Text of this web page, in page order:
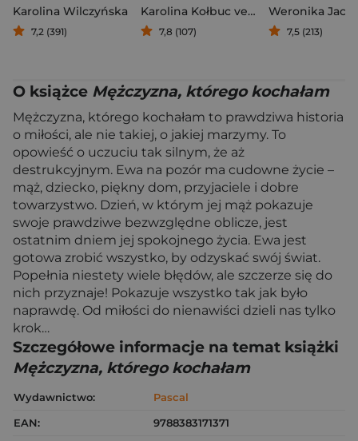
Karolina Wilczyńska
7,2 (391)
Karolina Kołbuc vel Caroline Angel
7,8 (107) 7,5 (213)
O książce Mężczyzna, którego kochałam
Mężczyzna, którego kochałam to prawdziwa historia
o miłości, ale nie takiej, o jakiej marzymy. To
opowieść o uczuciu tak silnym, że aż
destrukcyjnym. Ewa na pozór ma cudowne życie –
mąż, dziecko, piękny dom, przyjaciele i dobre
towarzystwo. Dzień, w którym jej mąż pokazuje
swoje prawdziwe bezwzględne oblicze, jest
ostatnim dniem jej spokojnego życia. Ewa jest
gotowa zrobić wszystko, by odzyskać swój świat.
Popełnia niestety wiele błędów, ale szczerze się do
nich przyznaje! Pokazuje wszystko tak jak było
naprawdę. Od miłości do nienawiści dzieli nas tylko
krok…
Szczegółowe informacje na temat książki
Mężczyzna, którego kochałam
Wydawnictwo:
Pascal
EAN:
9788383171371